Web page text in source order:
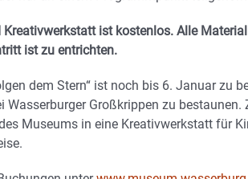
ist kostenlos. Alle
ist zu entrichten.
dem Stern“ ist noch bis 6. Januar zu
Wasserburger Großkrippen zu bestaunen.
Museums in eine Kreativwerkstatt für